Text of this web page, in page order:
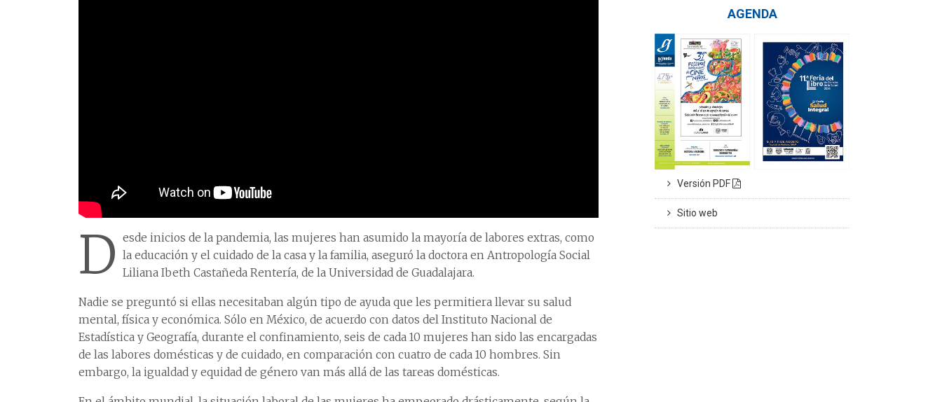
D esde inicios de la pandemia, las mujeres han asumido la mayoría de labores extras, como
la educación y el cuidado de la casa y la familia, aseguró la doctora en Antropología Social
Liliana Ibeth Castañeda Rentería, de la Universidad de Guadalajara.
Nadie se preguntó si ellas necesitaban algún tipo de ayuda que les permitiera llevar su salud
mental, física y económica. Sólo en México, de acuerdo con datos del Instituto Nacional de
Estadística y Geografía, durante el confinamiento, seis de cada 10 mujeres han sido las encargadas
de las labores domésticas y de cuidado, en comparación con cuatro de cada 10 hombres. Sin
embargo, la igualdad y equidad de género van más allá de las tareas domésticas.
AGENDA
Versión PDF
Sitio web